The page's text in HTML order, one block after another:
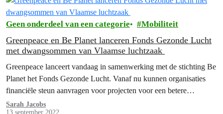
Geen onderdeel van een categorie Mobiliteit
Greenpeace en Be Planet lanceren Fonds Gezonde Lucht
met dwangsommen van Vlaamse luchtzaak
Greenpeace lanceert vandaag in samenwerking met de stichting Be
Planet het Fonds Gezonde Lucht. Vanaf nu kunnen organisaties
financiële steun aanvragen voor projecten voor een betere
luchtkwaliteit en een gezondere leefomgeving in Vlaanderen. Het
Sarah Jacobs
13 september 2022